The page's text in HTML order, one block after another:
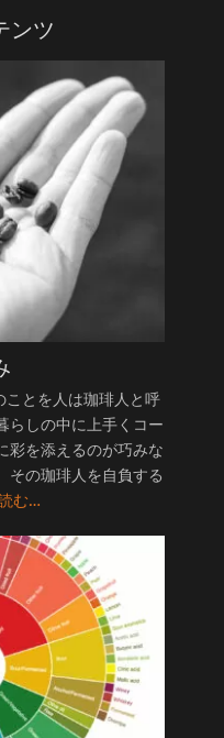
ンツ
ことを人は珈琲人と呼
らしの中に上手くコー
彩を添えるのが巧みな
その珈琲人を自負する
む…